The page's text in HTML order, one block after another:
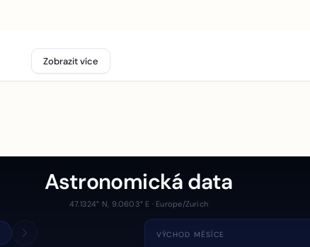
Zobrazit více
Astronomická data
47.1324° N, 9.0603° E · Europe/Zurich
VÝCHOD MĚSÍCE